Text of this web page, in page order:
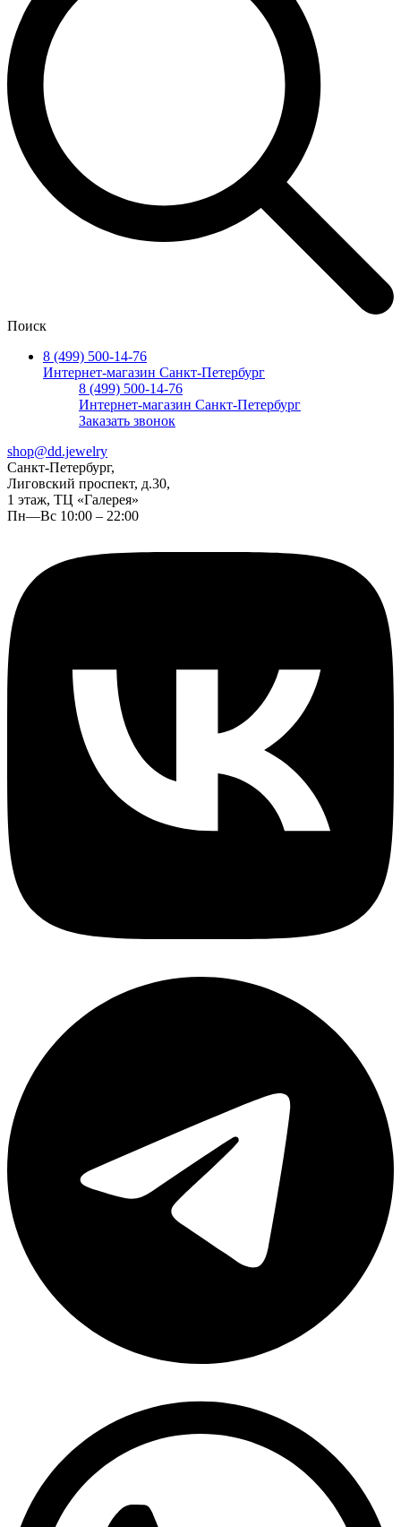
Поиск
8 (499) 500-14-76
Интернет-магазин Санкт-Петербург
8 (499) 500-14-76
Интернет-магазин Санкт-Петербург
Заказать звонок
shop@dd.jewelry
Санкт-Петербург,
Лиговский проспект, д.30,
1 этаж, ТЦ «Галерея»
Пн—Вс 10:00 – 22:00